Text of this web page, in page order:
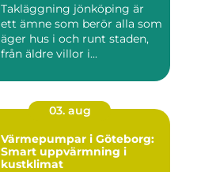
Takläggning jönköping är
ett ämne som berör alla som
äger hus i och runt staden,
från äldre villor i...
03. aug
Värmepumpar i Göteborg:
Smart uppvärmning i
kustklimat